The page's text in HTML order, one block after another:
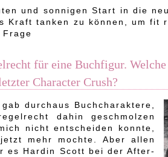
und sonnigen Start in die
Kraft tanken zu können, um fit
für eine Buchfigur.
Character Crush?
durchaus Buchcharaktere,
dahin geschmolzen
nicht entscheiden konnte,
mehr mochte. Aber allen
es Hardin Scott bei der After-